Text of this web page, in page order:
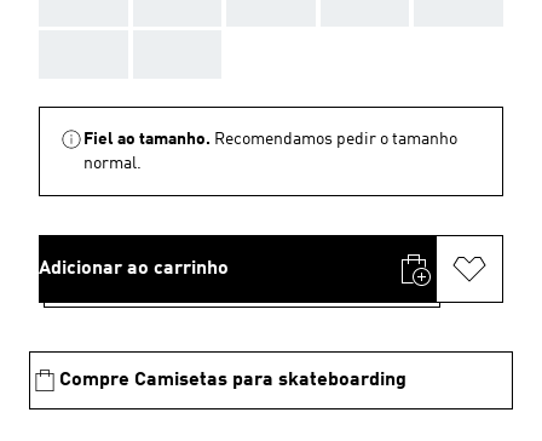
Fiel ao tamanho. Recomendamos pedir o tamanho
normal.
Adicionar ao carrinho
Compre Camisetas para skateboarding